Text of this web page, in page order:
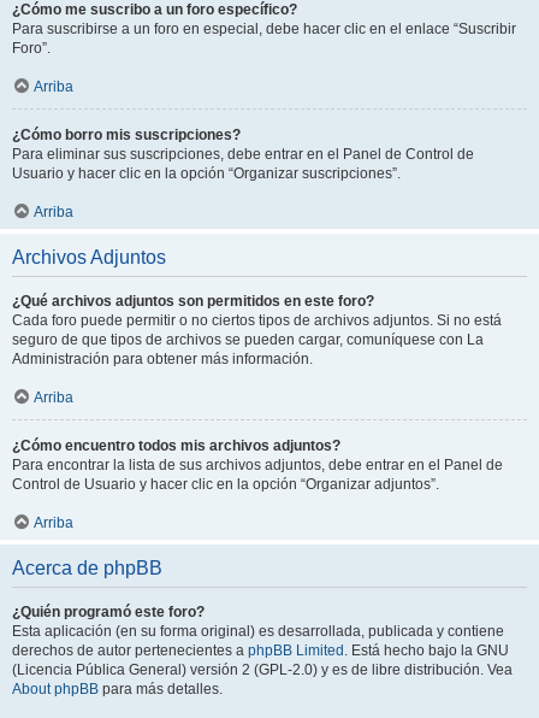
¿Cómo me suscribo a un foro específico?
Para suscribirse a un foro en especial, debe hacer clic en el enlace “Suscribir
Foro”.
Arriba
¿Cómo borro mis suscripciones?
Para eliminar sus suscripciones, debe entrar en el Panel de Control de
Usuario y hacer clic en la opción “Organizar suscripciones”.
Arriba
Archivos Adjuntos
¿Qué archivos adjuntos son permitidos en este foro?
Cada foro puede permitir o no ciertos tipos de archivos adjuntos. Si no está
seguro de que tipos de archivos se pueden cargar, comuníquese con La
Administración para obtener más información.
Arriba
¿Cómo encuentro todos mis archivos adjuntos?
Para encontrar la lista de sus archivos adjuntos, debe entrar en el Panel de
Control de Usuario y hacer clic en la opción “Organizar adjuntos”.
Arriba
Acerca de phpBB
¿Quién programó este foro?
Esta aplicación (en su forma original) es desarrollada, publicada y contiene
derechos de autor pertenecientes a phpBB Limited . Está hecho bajo la GNU
(Licencia Pública General) versión 2 (GPL-2.0) y es de libre distribución. Vea
About phpBB para más detalles.